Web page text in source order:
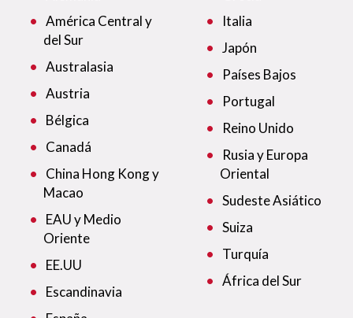
América Central y
del Sur
Australasia
Austria
Bélgica
Canadá
China Hong Kong y
Macao
EAU y Medio
Oriente
EE.UU
Escandinavia
Italia
Japón
Países Bajos
Portugal
Reino Unido
Rusia y Europa
Oriental
Sudeste Asiático
Suiza
Turquía
África del Sur